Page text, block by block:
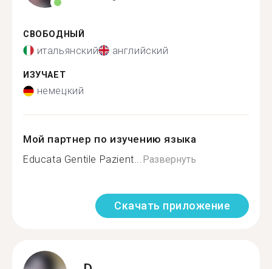
СВОБОДНЫЙ
итальянский английский
ИЗУЧАЕТ
немецкий
Мой партнер по изучению языка
Educata Gentile Pazient...Развернуть
Скачать приложение